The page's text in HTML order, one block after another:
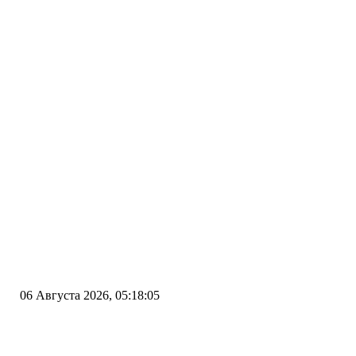
06 Августа 2026, 05:18:05